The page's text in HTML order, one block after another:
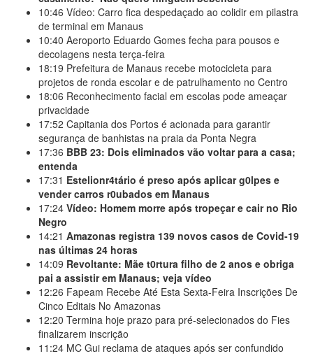
10:46 Vídeo: Carro fica despedaçado ao colidir em pilastra
de terminal em Manaus
10:40 Aeroporto Eduardo Gomes fecha para pousos e
decolagens nesta terça-feira
18:19 Prefeitura de Manaus recebe motocicleta para
projetos de ronda escolar e de patrulhamento no Centro
18:06 Reconhecimento facial em escolas pode ameaçar
privacidade
17:52 Capitania dos Portos é acionada para garantir
segurança de banhistas na praia da Ponta Negra
17:36 BBB 23: Dois eliminados vão voltar para a casa;
entenda
17:31 Estelionr4tário é preso após aplicar g0lpes e
vender carros r0ubados em Manaus
17:24 Vídeo: Homem morre após tropeçar e cair no Rio
Negro
14:21 Amazonas registra 139 novos casos de Covid-19
nas últimas 24 horas
14:09 Revoltante: Mãe t0rtura filho de 2 anos e obriga
pai a assistir em Manaus; veja vídeo
12:26 Fapeam Recebe Até Esta Sexta-Feira Inscrições De
Cinco Editais No Amazonas
12:20 Termina hoje prazo para pré-selecionados do Fies
finalizarem inscrição
11:24 MC Gui reclama de ataques após ser confundido